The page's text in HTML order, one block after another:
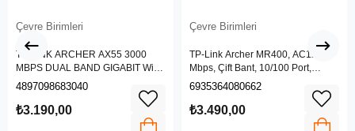
Çevre Birimleri
TP-LINK ARCHER AX55 3000
MBPS DUAL BAND GIGABIT Wi-Fi
6 ROUTER
4897098683040
₺3.190,00
Çevre Birimleri
TP-Link Archer MR400, AC1200
Mbps, Çift Bant, 10/100 Port,
4G/3G SIM Yuvası, Kablosuz 4G
6935364080662
₺3.490,00